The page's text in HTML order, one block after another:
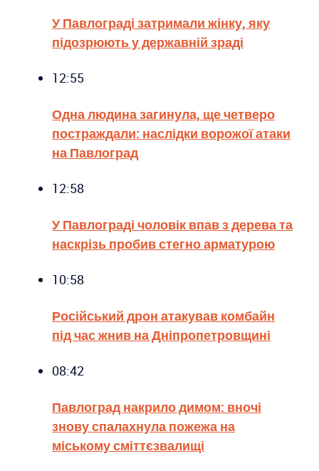
У Павлограді затримали жінку, яку
підозрюють у державній зраді
12:55
Одна людина загинула, ще четверо
постраждали: наслідки ворожої атаки
на Павлоград
12:58
У Павлограді чоловік впав з дерева та
наскрізь пробив стегно арматурою
10:58
Російський дрон атакував комбайн
під час жнив на Дніпропетровщині
08:42
Павлоград накрило димом: вночі
знову спалахнула пожежа на
міському сміттєзвалищі